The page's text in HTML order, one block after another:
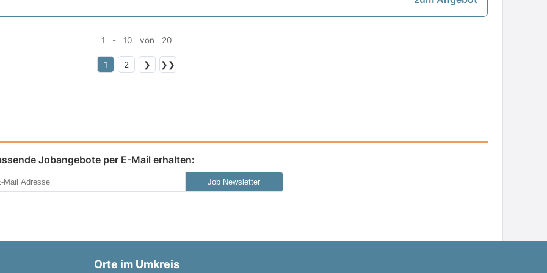
1 - 10 von 20
1 2 ❯ ❯❯
Jobangebote per E-Mail erhalten:
Job Newsletter
Orte im Umkreis